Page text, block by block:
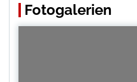
Fotogalerien